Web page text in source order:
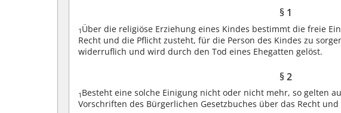
§ 1
1 Über die religiöse Erziehung eines Kindes bestimmt die freie
Recht und die Pflicht zusteht, für die Person des Kindes zu
widerruflich und wird durch den Tod eines Ehegatten gelöst.
§ 2
1 Besteht eine solche Einigung nicht oder nicht mehr, so gelten
Vorschriften des Bürgerlichen Gesetzbuches über das Recht